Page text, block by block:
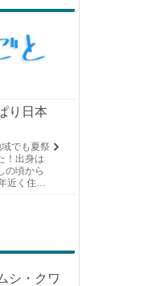
り日本
でも夏祭
！出身は
の頃から
近く住ん
号嫁も同
いづい...
シ・クワ